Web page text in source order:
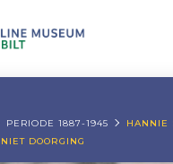
PERIODE 1887-1945
HANNIE
DOORGING